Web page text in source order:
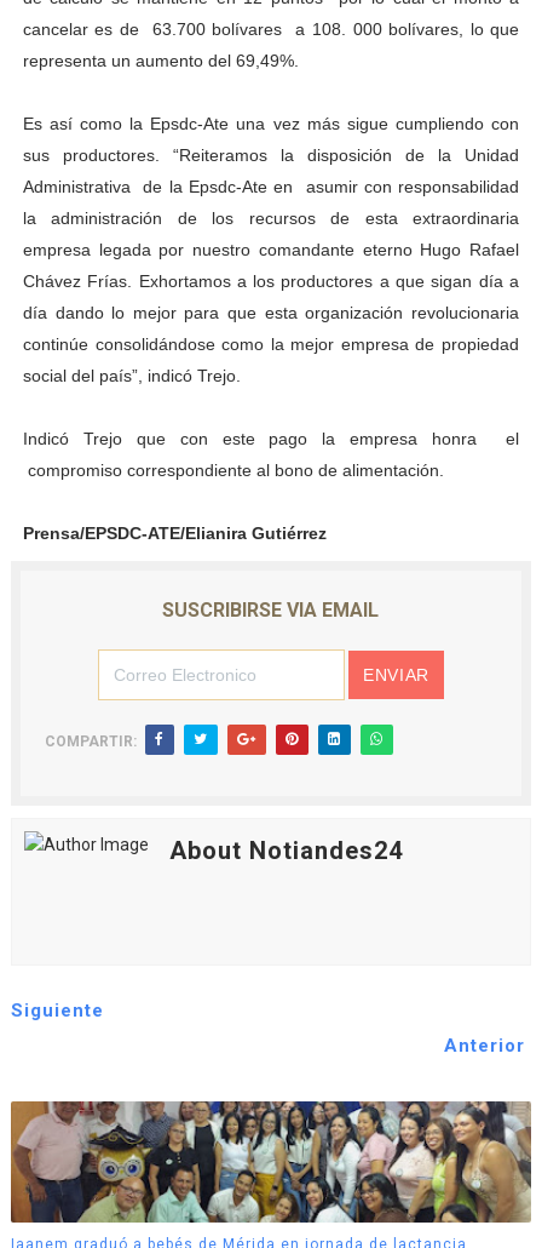
cancelar es de 63.700 bolívares a 108. 000 bolívares, lo que
representa un aumento del 69,49%.
Es así como la Epsdc-Ate una vez más sigue cumpliendo con
sus productores. “Reiteramos la disposición de la Unidad
Administrativa de la Epsdc-Ate en asumir con responsabilidad
la administración de los recursos de esta extraordinaria
empresa legada por nuestro comandante eterno Hugo Rafael
Chávez Frías. Exhortamos a los productores a que sigan día a
día dando lo mejor para que esta organización revolucionaria
continúe consolidándose como la mejor empresa de propiedad
social del país”, indicó Trejo.
Indicó Trejo que con este pago la empresa honra el
compromiso correspondiente al bono de alimentación.
Prensa/EPSDC-ATE/Elianira Gutiérrez
SUSCRIBIRSE VIA EMAIL
COMPARTIR:
About Notiandes24
Siguiente
Anterior
Iaanem graduó a bebés de Mérida en jornada de lactancia